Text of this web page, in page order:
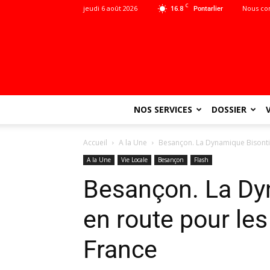
16.8 C Pontarlier
jeudi 6 août 2026 Nous
NOS SERVICES DOSSIER
Accueil A la Une Besançon. La Dynamique
A la Une Vie Locale Besançon Flash
Besançon. La
en route pour
France